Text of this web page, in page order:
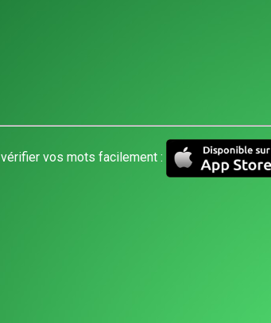
vos mots facilement :